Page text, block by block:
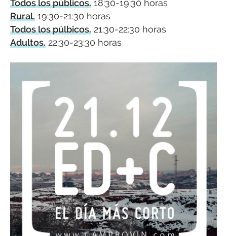
Todos los públicos. 18:30-19:30 horas
Rural. 19:30-21:30 horas
Todos los púlbicos. 21:30-22:30 horas
Adultos. 22:30-23:30 horas